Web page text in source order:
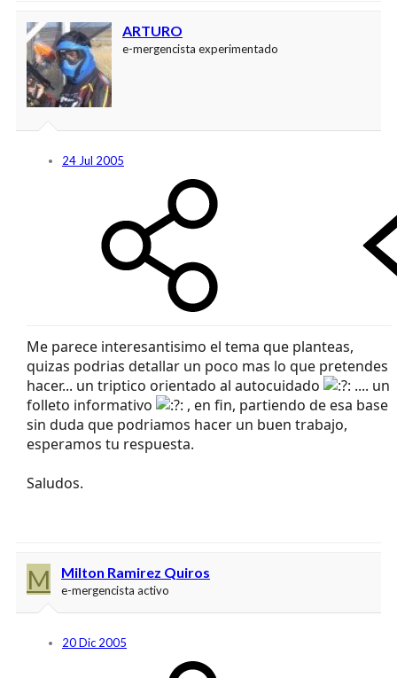
ARTURO
e-mergencista experimentado
24 Jul 2005
Me parece interesantisimo el tema que planteas,
quizas podrias detallar un poco mas lo que pretendes
hacer... un triptico orientado al autocuidado
.... un
folleto informativo
, en fin, partiendo de esa base
sin duda que podriamos hacer un buen trabajo,
esperamos tu respuesta.
Saludos.
M Milton Ramirez Quiros
e-mergencista activo
20 Dic 2005